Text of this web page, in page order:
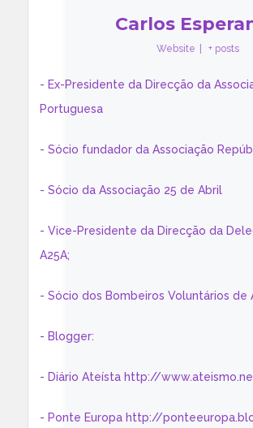
Carlos
Website + posts
- Ex-Presidente da Direcção da
Portuguesa
- Sócio fundador da Associação
- Sócio da Associação 25 de Abril
- Vice-Presidente da Direcção da
A25A;
- Sócio dos Bombeiros Voluntários de
- Blogger:
- Diário Ateísta http://
- Ponte Europa http://